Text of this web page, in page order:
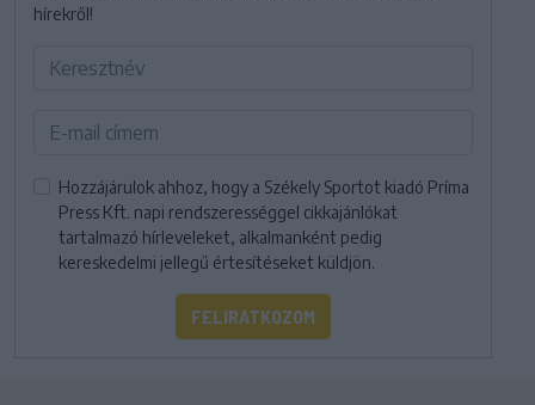
hírekről!
Hozzájárulok ahhoz, hogy a Székely Sportot kiadó Príma
Press Kft. napi rendszerességgel cikkajánlókat
tartalmazó hírleveleket, alkalmanként pedig
kereskedelmi jellegű értesítéseket küldjön.
FELIRATKOZOM